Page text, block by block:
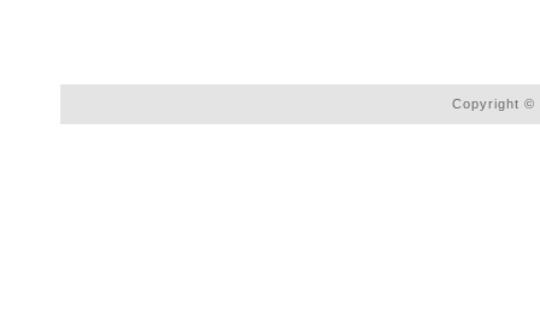
Copyright ©